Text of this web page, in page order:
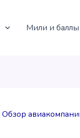
Мили и баллы
Обзор